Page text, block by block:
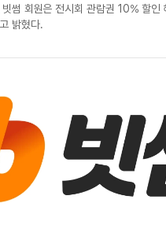
빗썸 회원은 전시회 관람권 10% 할인
밝혔다.